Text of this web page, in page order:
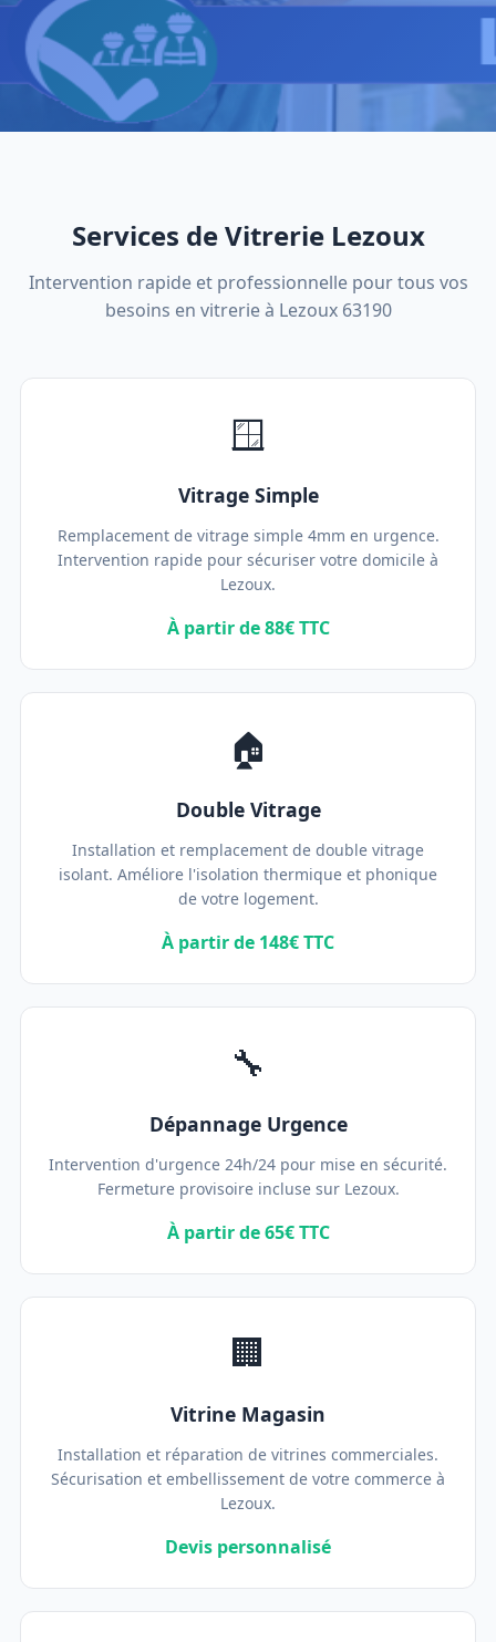
Services de Vitrerie Lezoux
Intervention rapide et professionnelle pour tous vos
besoins en vitrerie à Lezoux 63190
🪟
Vitrage Simple
Remplacement de vitrage simple 4mm en urgence.
Intervention rapide pour sécuriser votre domicile à
Lezoux.
À partir de 88€ TTC
🏠
Double Vitrage
Installation et remplacement de double vitrage
isolant. Améliore l'isolation thermique et phonique
de votre logement.
À partir de 148€ TTC
🔧
Dépannage Urgence
Intervention d'urgence 24h/24 pour mise en sécurité.
Fermeture provisoire incluse sur Lezoux.
À partir de 65€ TTC
🏢
Vitrine Magasin
Installation et réparation de vitrines commerciales.
Sécurisation et embellissement de votre commerce à
Lezoux.
Devis personnalisé